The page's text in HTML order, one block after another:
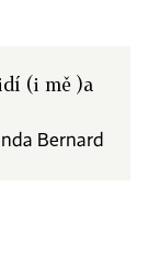
(i mě )a
Bernard